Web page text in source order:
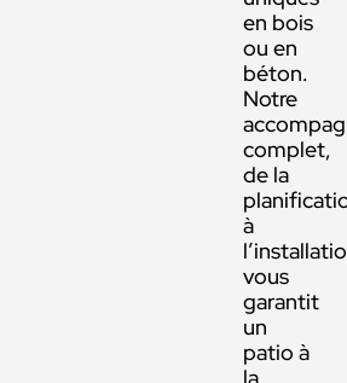
en bois
ou en
béton.
Notre
complet,
de la
à
vous
garantit
un
patio à
la